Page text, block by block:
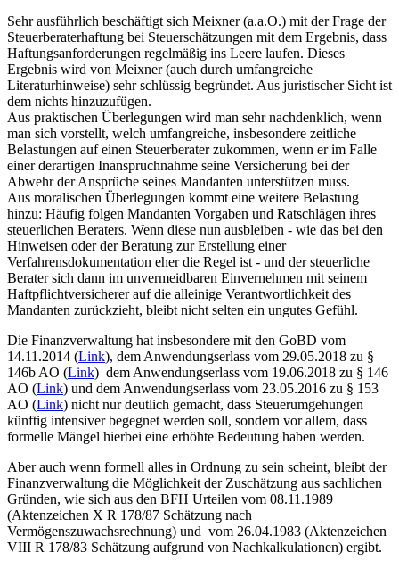
Sehr ausführlich beschäftigt sich Meixner (a.a.O.) mit der Frage der
Steuerberaterhaftung bei Steuerschätzungen mit dem Ergebnis, dass
Haftungsanforderungen regelmäßig ins Leere laufen. Dieses
Ergebnis wird von Meixner (auch durch umfangreiche
Literaturhinweise) sehr schlüssig begründet. Aus juristischer Sicht ist
dem nichts hinzuzufügen.
Aus praktischen Überlegungen wird man sehr nachdenklich, wenn
man sich vorstellt, welch umfangreiche, insbesondere zeitliche
Belastungen auf einen Steuerberater zukommen, wenn er im Falle
einer derartigen Inanspruchnahme seine Versicherung bei der
Abwehr der Ansprüche seines Mandanten unterstützen muss.
Aus moralischen Überlegungen kommt eine weitere Belastung
hinzu: Häufig folgen Mandanten Vorgaben und Ratschlägen ihres
steuerlichen Beraters. Wenn diese nun ausbleiben - wie das bei den
Hinweisen oder der Beratung zur Erstellung einer
Verfahrensdokumentation eher die Regel ist - und der steuerliche
Berater sich dann im unvermeidbaren Einvernehmen mit seinem
Haftpflichtversicherer auf die alleinige Verantwortlichkeit des
Mandanten zurückzieht, bleibt nicht selten ein ungutes Gefühl.
Die Finanzverwaltung hat insbesondere mit den GoBD vom
14.11.2014 (Link), dem Anwendungserlass vom 29.05.2018 zu §
146b AO (Link) dem Anwendungserlass vom 19.06.2018 zu § 146
AO (Link) und dem Anwendungserlass vom 23.05.2016 zu § 153
AO (Link) nicht nur deutlich gemacht, dass Steuerumgehungen
künftig intensiver begegnet werden soll, sondern vor allem, dass
formelle Mängel hierbei eine erhöhte Bedeutung haben werden.
Aber auch wenn formell alles in Ordnung zu sein scheint, bleibt der
Finanzverwaltung die Möglichkeit der Zuschätzung aus sachlichen
Gründen, wie sich aus den BFH Urteilen vom 08.11.1989
(Aktenzeichen X R 178/87 Schätzung nach
Vermögenszuwachsrechnung) und vom 26.04.1983 (Aktenzeichen
VIII R 178/83 Schätzung aufgrund von Nachkalkulationen) ergibt.